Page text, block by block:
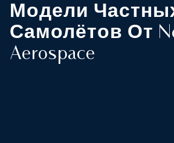
Модели
Самолётов От
Aerospace